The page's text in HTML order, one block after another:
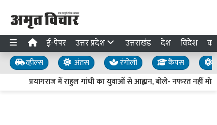
ई-पेपर उत्तर प्रदेश उत्तराखंड देश विदेश
व्हील्स अंतस रंगोली कैंपस
प्रयागराज में राहुल गांधी का युवाओं से आह्वान, बोले- नफरत नहीं